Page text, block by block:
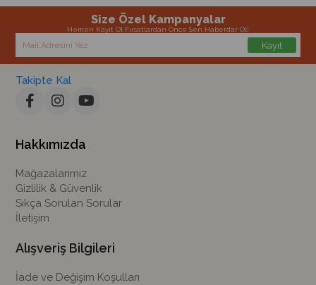
Size Özel Kampanyalar
Hemen Kayıt Ol Fırsatlardan Önce Sen Haberdar Ol!
Kayıt
Takipte Kal
Hakkımızda
Mağazalarımız
Gizlilik & Güvenlik
Sıkça Sorulan Sorular
İletişim
Alışveriş Bilgileri
İade ve Değişim Koşulları